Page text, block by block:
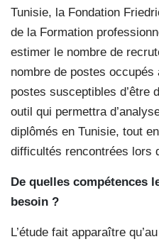
Tunisie, la Fondation
de la Formation
estimer le nombre de
nombre de postes
postes susceptibles d’être
outil qui permettra
diplômés en Tunisie, tout
difficultés rencontrées lors
De quelles compétences
besoin ?
L’étude fait apparaître